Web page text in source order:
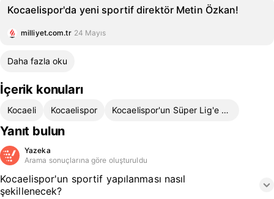
Kocaelispor'da yeni sportif direktör Metin Özkan!
milliyet.com.tr 24 Mayıs
Daha fazla oku
İçerik konuları
Kocaeli Kocaelispor Kocaelispor'un Süper Lig'e Yükselişi
Yanıt bulun
Yazeka
Arama sonuçlarına göre oluşturuldu
Kocaelispor'un sportif yapılanması nasıl
şekillenecek?